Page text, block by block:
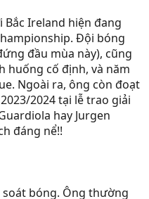
Ireland hiện đang
Đội bóng
đầu mùa này), cũng
huống cố định, và năm
Ngoài ra, ông còn đoạt
2024 tại lễ trao giải
hay Jurgen
đáng nể!!
soát bóng. Ông thường